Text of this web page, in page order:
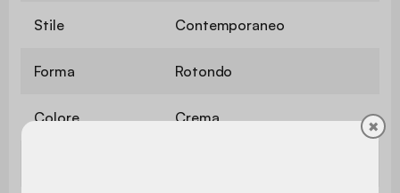
Stile Contemporaneo
Forma Rotondo
Colore Crema
✖